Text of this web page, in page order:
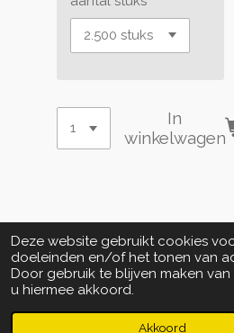
Deze website gebruikt cookies
doeleinden en/of het tonen van
Door gebruik te blijven maken
u hiermee akkoord.
Akkoord
In
winkelwagen
© 2014 - 2026 localprintservice.nl |
Informedia Groep bv
Powered by